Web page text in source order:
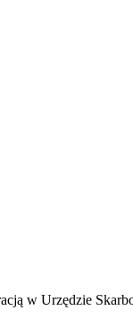
w Urzędzie